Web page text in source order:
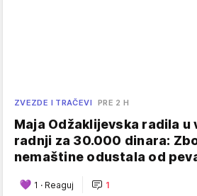
ZVEZDE I TRAČEVI PRE 2 H
Maja Odžaklijevska radila u
radnji za 30.000 dinara:
nemaštine odustala od
1 · Reaguj 1